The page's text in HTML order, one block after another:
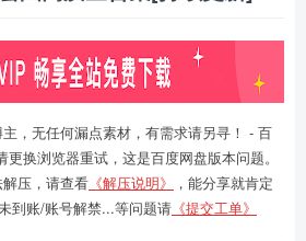
，无任何漏点素材，有需求请另寻！ - 百
换浏览器重试，这是百度网盘版本问题。
压，请查看 《解压说明》
，能分享就肯定
到账/账号解禁...等问题请 《提交工单》